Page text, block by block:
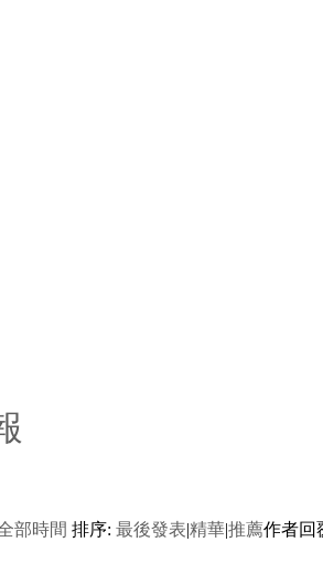
部時間 排序: 最後發表|精華|推薦作者回